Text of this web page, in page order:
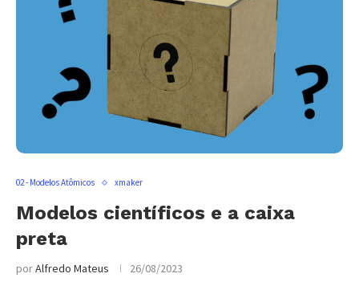
02 - Modelos Atômicos xmaker
Modelos científicos e a caixa
preta
porAlfredo Mateus 26/08/2023